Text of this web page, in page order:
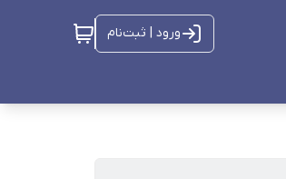
ورود | ثبت‌نام